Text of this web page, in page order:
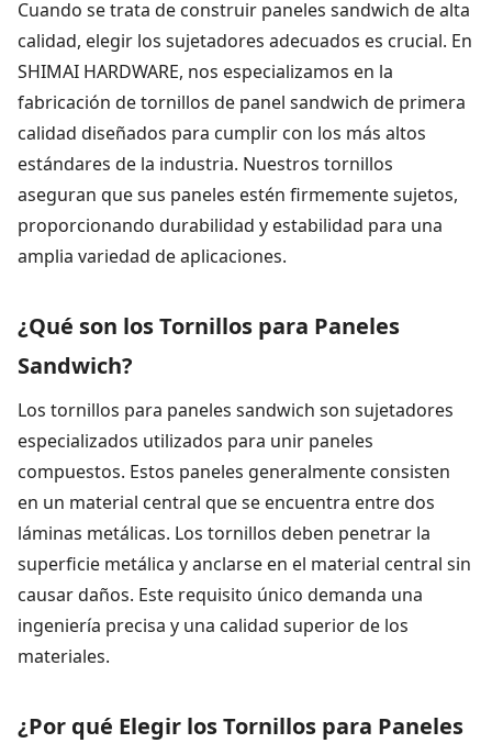
Cuando se trata de construir paneles sandwich de alta
calidad, elegir los sujetadores adecuados es crucial. En
SHIMAI HARDWARE, nos especializamos en la
fabricación de tornillos de panel sandwich de primera
calidad diseñados para cumplir con los más altos
estándares de la industria. Nuestros tornillos
aseguran que sus paneles estén firmemente sujetos,
proporcionando durabilidad y estabilidad para una
amplia variedad de aplicaciones.
¿Qué son los Tornillos para Paneles
Sandwich?
Los tornillos para paneles sandwich son sujetadores
especializados utilizados para unir paneles
compuestos. Estos paneles generalmente consisten
en un material central que se encuentra entre dos
láminas metálicas. Los tornillos deben penetrar la
superficie metálica y anclarse en el material central sin
causar daños. Este requisito único demanda una
ingeniería precisa y una calidad superior de los
materiales.
¿Por qué Elegir los Tornillos para Paneles